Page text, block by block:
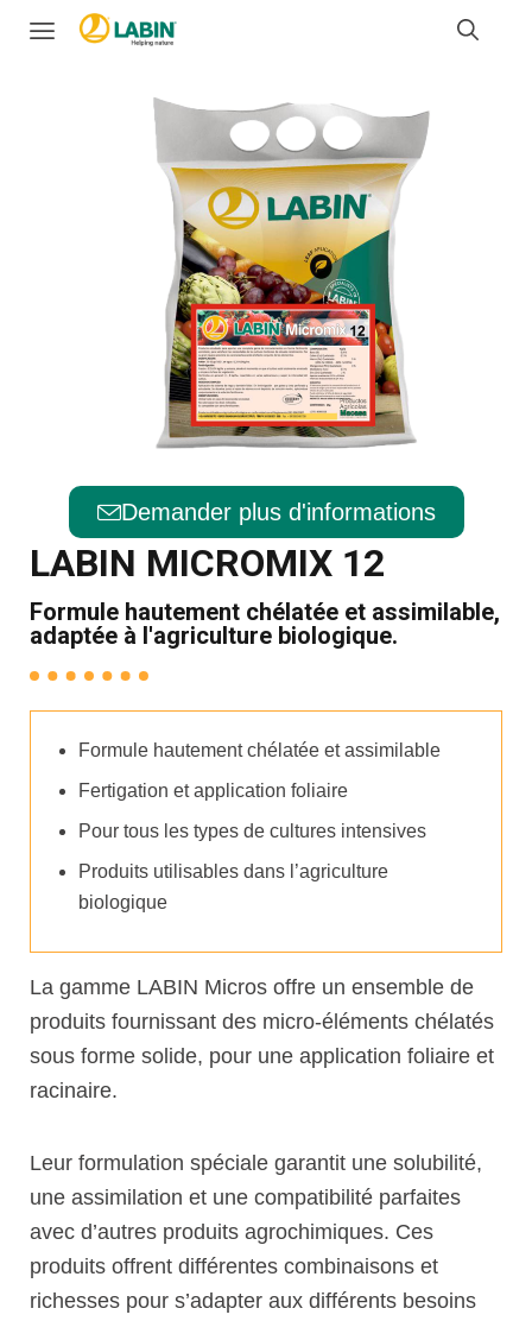
Demander plus d'informations
LABIN MICROMIX 12
Formule hautement chélatée et assimilable,
adaptée à l'agriculture biologique.
Formule hautement chélatée et assimilable
Fertigation et application foliaire
Pour tous les types de cultures intensives
Produits utilisables dans l’agriculture
biologique
La gamme LABIN Micros offre un ensemble de
produits fournissant des micro-éléments chélatés
sous forme solide, pour une application foliaire et
racinaire.
Leur formulation spéciale garantit une solubilité,
une assimilation et une compatibilité parfaites
avec d’autres produits agrochimiques. Ces
produits offrent différentes combinaisons et
richesses pour s’adapter aux différents besoins